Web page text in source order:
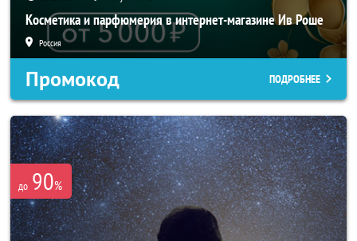
Косметика и парфюмерия в интернет-магазине Ив Роше
Россия
Промокод ПОДРОБНЕЕ
до 90%